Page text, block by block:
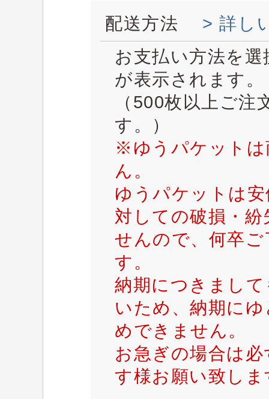
配送方法
> 詳し
お支払い方法を
が表示されます。
（500枚以上ご
す。）
※ゆうパケットは
ん。
ゆうパケットは
対しての破損・
せんので、何卒
す。
納期につきまし
いため、納期に
めできません。
お急ぎの場合は
す様お願い致しま